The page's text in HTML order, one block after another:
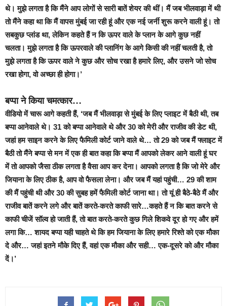
थे। मुझे लगता है कि मैंने आप लोगों से सारी बातें शेयर की थीं। मैं जब भीलवाड़ा में थी
तो मैंने कहा था कि मैं वापस मुंबई जा रही हूं और एक नई जर्नी शुरू करने वाली हूं। तो
सबकुछ प्लांड था, लेकिन कहते हैं न कि ऊपर वाले के प्लान के आगे कुछ नहीं
चलता। मुझे लगता है कि ऊपरवाले की प्लानिंग के आगे किसी की नहीं चलती है, तो
मुझे लगता है कि ऊपर वाले ने कुछ और सोच रखा है हमारे लिए, और उसने जो सोच
रखा होगा, वो अच्छा ही होगा।’
बप्पा ने किया चमत्कार…
वीडियो में चारू आगे कहती हैं, ‘जब मैं भीलवाड़ा से मुंबई के लिए प्लाइट में बैठी थी, तब
बप्पा आनेवाले थे। 31 को बप्पा आनेवाले थे और 30 को मेरी और राजीव की डेट थी,
जहां हम साइन करने के लिए फैमिली कोर्ट जाने वाले थे… तो 29 को जब मैं फ्लाइट में
बैठी तो मैंने बप्पा से मन में एक ही बात कहा कि बप्पा मैं आपको लेकर आने वाली हूं घर
में तो आपको जैसा ठीक लगता है वैसा आप कर देना। आपको लगता है कि जो मेरे और
जियाना के लिए ठीक है, आप वो फैसला लेना। और जब मैं यहां पहुंची… 29 की शाम
की मैं पहुंची थी और 30 की सुबह हमें फैमिली कोर्ट जाना था। तो यूं ही बैठे-बैठे मैं और
राजीव बातें करने लगे और बातें करते-करते काफी सारे…कहते हैं न कि बात करने से
काफी चीजें सॉल्व हो जाती हैं, तो बात करते-करते कुछ गिले शिकवे दूर हो गए और हमें
लगा कि… शायद बप्पा यही चाहते थे कि हम जियाना के लिए हमारे रिश्ते को एक मौका
दे और… जहां इतने मौके दिए हैं, वहां एक मौका और सही… एक-दूसरे को और मौका
दें।’